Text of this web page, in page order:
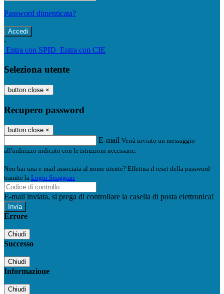
Password dimenticata?
-
Entra con SPID Entra con CIE
Seleziona utente
button close ×
Recupero password
button close ×
E-mail Verrà inviato un messaggio
all'indirizzo indicato con le istruzioni necessarie.
Non hai una e-mail associata al nome utente? Effettua il reset della password
tramite la Login Spaggiari
E-mail inviata, si prega di controllare la casella di posta elettronica!
Errore
Chiudi
Successo
Chiudi
Informazione
Chiudi